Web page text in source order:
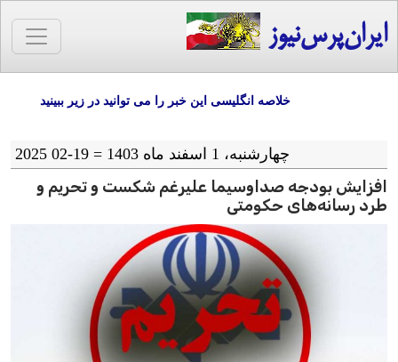
ایران‌پرس‌نیوز
خلاصه انگلیسی این خبر را می توانید در زیر ببینید
چهارشنبه، 1 اسفند ماه 1403 = 19-02 2025
افزایش بودجه صداوسیما علیرغم شکست و تحریم و
طرد رسانه‌های حکومتی